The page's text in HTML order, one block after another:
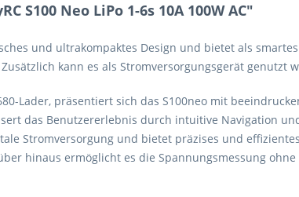
S100 Neo LiPo 1-6s 10A 100W AC"
und ultrakompaktes Design und bietet als
Zusätzlich kann es als Stromversorgungsgerät
Lader, präsentiert sich das S100neo mit
das Benutzererlebnis durch intuitive Navigation
Stromversorgung und bietet präzises und
hinaus ermöglicht es die Spannungsmessung